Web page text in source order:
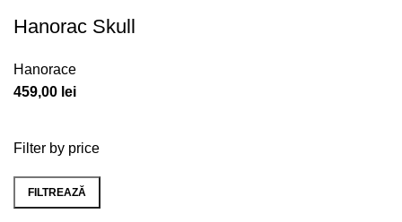
Filter by price
FILTREAZĂ
Hanorac Skull
Hanorace
459,00 lei